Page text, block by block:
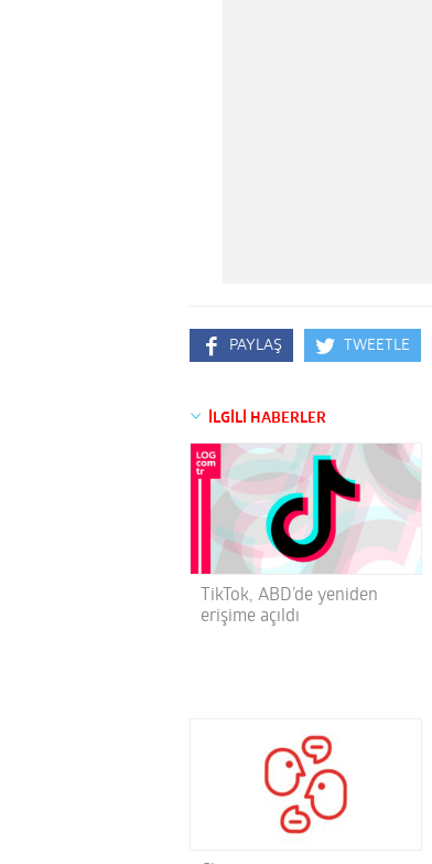
PAYLAŞ TWEETLE
İLGİLİ HABERLER
TikTok, ABD’de yeniden
erişime açıldı